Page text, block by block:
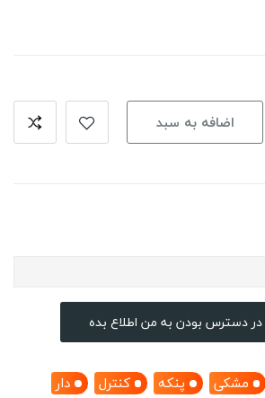
اضافه به سبد
دسترس بودن به من اطلاع بده
مشکی پنکه کنترل
دار